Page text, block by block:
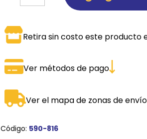
Retira sin costo este producto
Ver métodos de pago
Ver el mapa de zonas de envío
Código: 590-816